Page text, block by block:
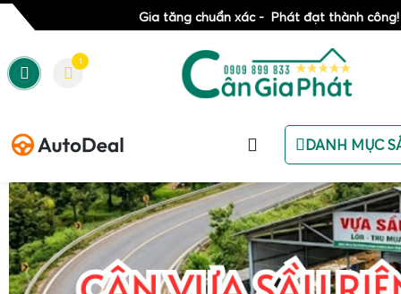
Gia tăng chuẩn xác - Phát đạt thành công!
1
DANH MỤC